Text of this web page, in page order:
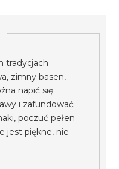
tradycjach
zimny basen,
napić się
i zafundować
poczuć pełen
jest piękne, nie